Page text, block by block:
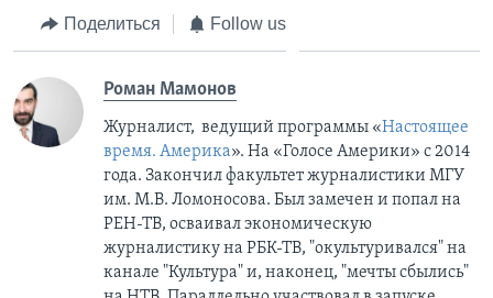
Поделиться Follow us
Роман Мамонов
Журналист, ведущий программы «Настоящее
время. Америка». На «Голосе Америки» с 2014
года. Закончил факультет журналистики МГУ
им. М.В. Ломоносова. Был замечен и попал на
РЕН-ТВ, осваивал экономическую
журналистику на РБК-ТВ, "окультуривался" на
канале "Культура" и, наконец, "мечты сбылись"